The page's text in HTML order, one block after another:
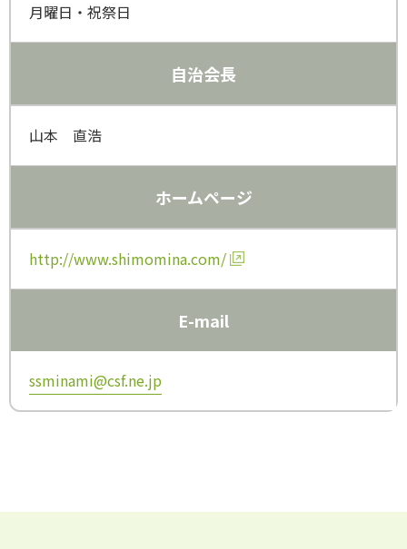
月曜日・祝祭日
自治会長
山本 直浩
ホームページ
http://www.shimomina.com/
E-mail
ssminami@csf.ne.jp